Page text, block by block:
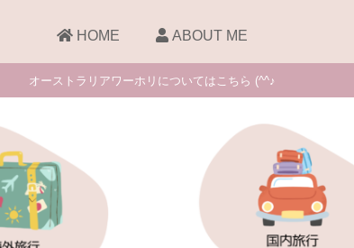
HOME ABOUT ME
オーストラリアワーホリについてはこちら (^^♪